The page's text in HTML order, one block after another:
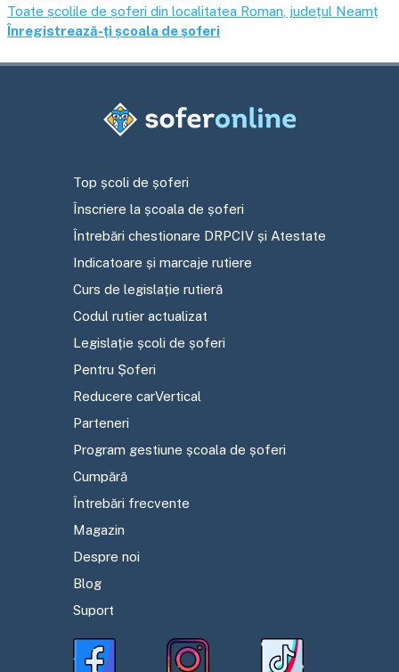
Toate școlile de șoferi din localitatea Roman , județul Neamț
Înregistrează-ți școala de șoferi
Top școli de șoferi
Înscriere la școala de șoferi
Întrebări chestionare DRPCIV și Atestate
Indicatoare și marcaje rutiere
Curs de legislație rutieră
Codul rutier actualizat
Legislație școli de șoferi
Pentru Șoferi
Reducere carVertical
Parteneri
Program gestiune școala de șoferi
Cumpără
Întrebări frecvente
Magazin
Despre noi
Blog
Suport